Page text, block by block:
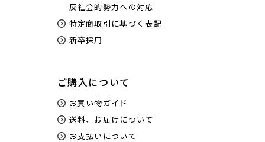
反社会的勢力への対応
特定商取引に基づく表記
新卒採用
ご購入について
お買い物ガイド
送料、お届けについて
お支払いについて